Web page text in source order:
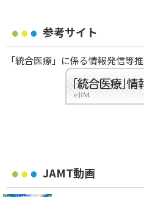
参考サイト
「統合医療」に係る情報発信等
JAMT動画